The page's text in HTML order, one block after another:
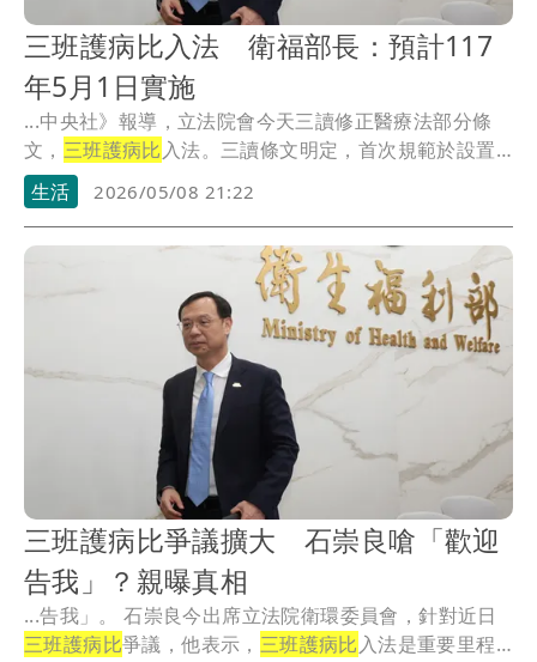
三班護病比入法 衛福部長：預計117
年5月1日實施
...中央社》報導，立法院會今天三讀修正醫療法部分條
文， 三班護病比入法。三讀條文明定，首次規範於設置
標準之...
生活 2026/05/08 21:22
三班護病比爭議擴大 石崇良嗆「歡迎
告我」？親曝真相
...告我」。 石崇良今出席立法院衛環委員會，針對近日
三班護病比爭議，他表示， 三班護病比入法是重要里程